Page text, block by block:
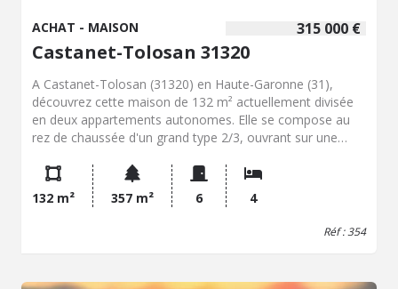
315 000 €
ACHAT - MAISON
Castanet-Tolosan 31320
A Castanet-Tolosan (31320) en Haute-Garonne (31),
découvrez cette maison de 132 m² actuellement divisée
en deux appartements autonomes. Elle se compose au
rez de chaussée d'un grand type 2/3, ouvrant sur une
ensoleillé avec une belle vue sur un parc arboré. Ces deux
niveaux peuvent très facilement être réunis pour ne
former qu'une seule et même habitation. Le jardin est
clos, arboré et sans vis à vis. Le prix de vente est fixé à
132 m² 357 m² 6 4
Réf : 354